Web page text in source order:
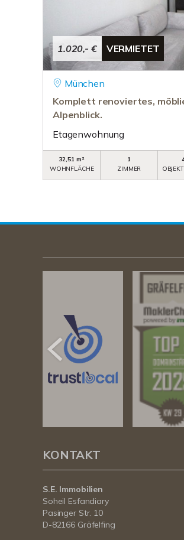
1.020,- € VERMIETET
München
Komplett renoviertes,
Alpenblick.
Etagenwohnung
32,51 m²
WOHNFLÄCHE
1
ZIMMER
KONTAKT
S.E. Immobilien
Soheil Esfandiary
Pasinger Str. 10
D-82166 Gräfelfing